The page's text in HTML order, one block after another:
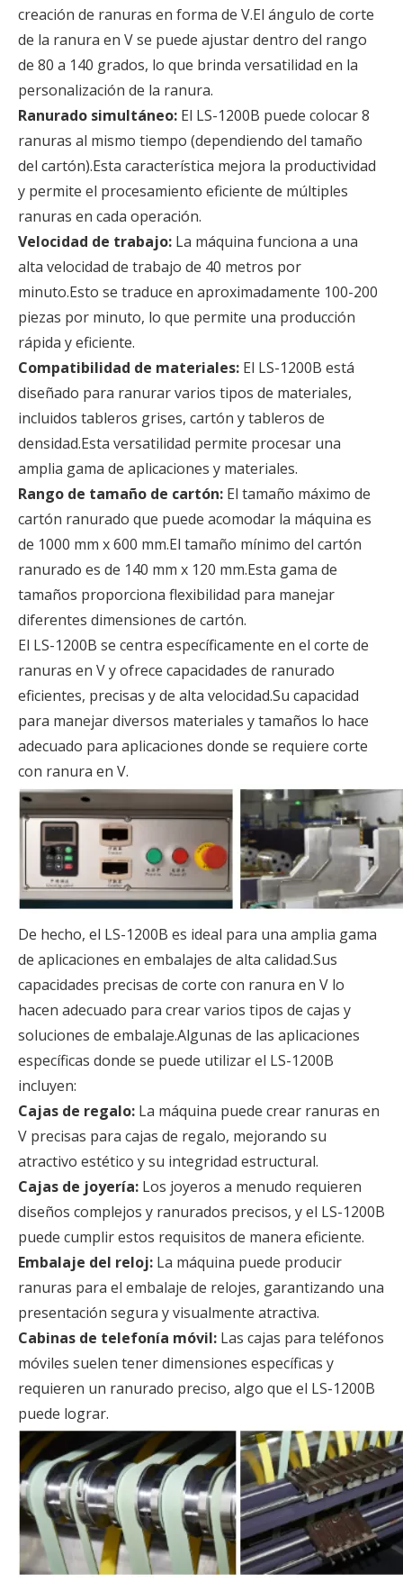
creación de ranuras en forma de V.El ángulo de corte
de la ranura en V se puede ajustar dentro del rango
de 80 a 140 grados, lo que brinda versatilidad en la
personalización de la ranura.
Ranurado simultáneo: El LS-1200B puede colocar 8
ranuras al mismo tiempo (dependiendo del tamaño
del cartón).Esta característica mejora la productividad
y permite el procesamiento eficiente de múltiples
ranuras en cada operación.
Velocidad de trabajo: La máquina funciona a una
alta velocidad de trabajo de 40 metros por
minuto.Esto se traduce en aproximadamente 100-200
piezas por minuto, lo que permite una producción
rápida y eficiente.
Compatibilidad de materiales: El LS-1200B está
diseñado para ranurar varios tipos de materiales,
incluidos tableros grises, cartón y tableros de
densidad.Esta versatilidad permite procesar una
amplia gama de aplicaciones y materiales.
Rango de tamaño de cartón: El tamaño máximo de
cartón ranurado que puede acomodar la máquina es
de 1000 mm x 600 mm.El tamaño mínimo del cartón
ranurado es de 140 mm x 120 mm.Esta gama de
tamaños proporciona flexibilidad para manejar
diferentes dimensiones de cartón.
El LS-1200B se centra específicamente en el corte de
ranuras en V y ofrece capacidades de ranurado
eficientes, precisas y de alta velocidad.Su capacidad
para manejar diversos materiales y tamaños lo hace
adecuado para aplicaciones donde se requiere corte
con ranura en V.
De hecho, el LS-1200B es ideal para una amplia gama
de aplicaciones en embalajes de alta calidad.Sus
capacidades precisas de corte con ranura en V lo
hacen adecuado para crear varios tipos de cajas y
soluciones de embalaje.Algunas de las aplicaciones
específicas donde se puede utilizar el LS-1200B
incluyen:
Cajas de regalo: La máquina puede crear ranuras en
V precisas para cajas de regalo, mejorando su
atractivo estético y su integridad estructural.
Cajas de joyería: Los joyeros a menudo requieren
diseños complejos y ranurados precisos, y el LS-1200B
puede cumplir estos requisitos de manera eficiente.
Embalaje del reloj: La máquina puede producir
ranuras para el embalaje de relojes, garantizando una
presentación segura y visualmente atractiva.
Cabinas de telefonía móvil: Las cajas para teléfonos
móviles suelen tener dimensiones específicas y
requieren un ranurado preciso, algo que el LS-1200B
puede lograr.